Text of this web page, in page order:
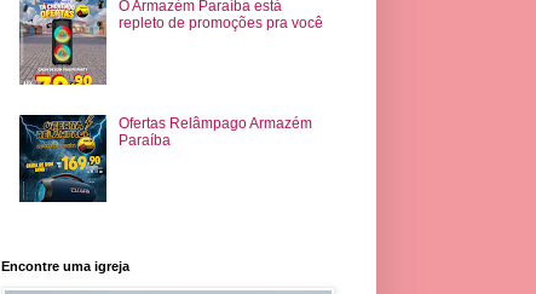
O Armazém Paraíba está
repleto de promoções pra você
Ofertas Relâmpago Armazém
Paraíba
Encontre uma igreja